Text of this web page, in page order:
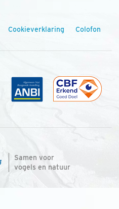
Cookieverklaring Colofon
Samen voor
vogels en natuur